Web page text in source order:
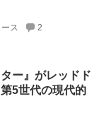
ス 2
ー』がレッドド
5世代の現代的